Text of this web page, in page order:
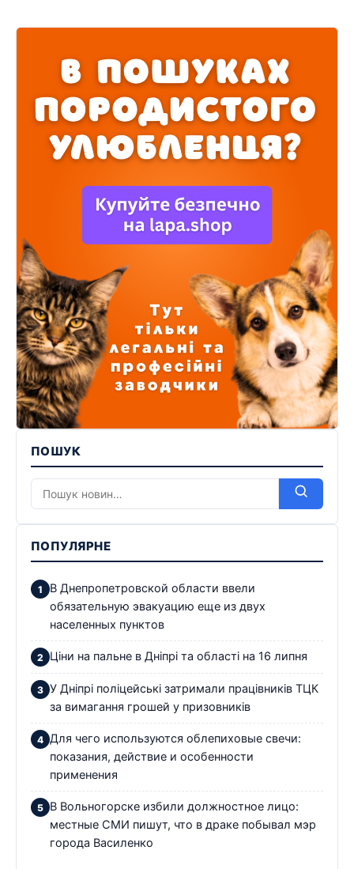
ПОШУК
ПОПУЛЯРНЕ
В Днепропетровской области ввели
обязательную эвакуацию еще из двух
населенных пунктов
Ціни на пальне в Дніпрі та області на 16 липня
У Дніпрі поліцейські затримали працівників ТЦК
за вимагання грошей у призовників
Для чего используются облепиховые свечи:
показания, действие и особенности
применения
В Вольногорске избили должностное лицо:
местные СМИ пишут, что в драке побывал мэр
города Василенко